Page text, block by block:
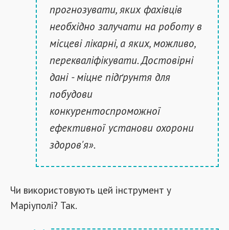
прогнозувати, яких фахівців
необхідно залучати на роботу в
місцеві лікарні, а яких, можливо,
перекваліфікувати. Достовірні
дані - міцне підґрунтя для
побудови
конкурентоспроможної
ефективної установи охорони
здоров'я».
Чи використовують цей інструмент у
Маріуполі? Так.